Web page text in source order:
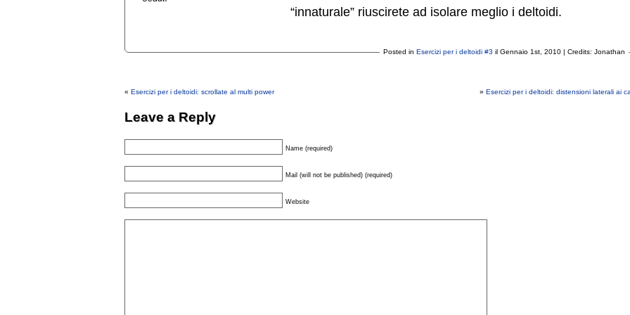
“innaturale” riuscirete ad isolare meglio i deltoidi.
Posted in Esercizi per i deltoidi #3 il Gennaio 1st, 2010 | Credits: Jonathan
« Esercizi per i deltoidi: scrollate al multi power » Esercizi per i deltoidi: distensioni laterali ai
Leave a Reply
Name (required)
Mail (will not be published) (required)
Website